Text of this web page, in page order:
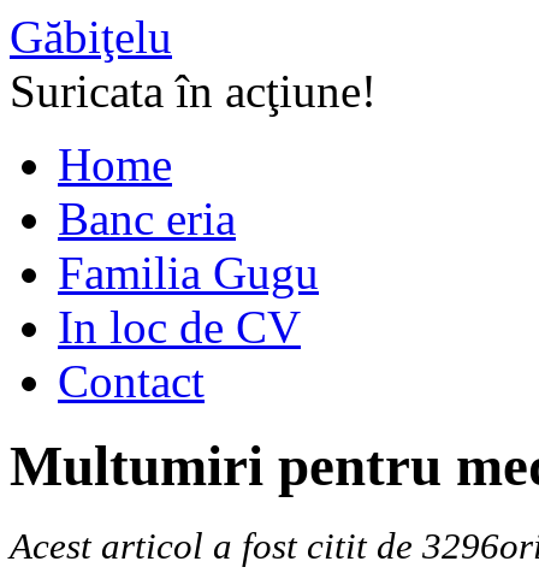
Găbiţelu
Suricata în acţiune!
Home
Banc eria
Familia Gugu
In loc de CV
Contact
Multumiri pentru
Acest articol a fost citit de